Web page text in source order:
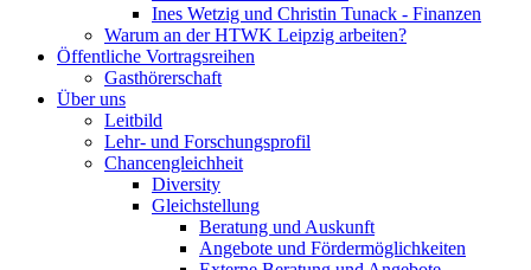
Ines Wetzig und Christin Tunack - Finanzen
Warum an der HTWK Leipzig arbeiten?
Öffentliche Vortragsreihen
Gasthörerschaft
Über uns
Leitbild
Lehr- und Forschungsprofil
Chancengleichheit
Diversity
Gleichstellung
Beratung und Auskunft
Angebote und Fördermöglichkeiten